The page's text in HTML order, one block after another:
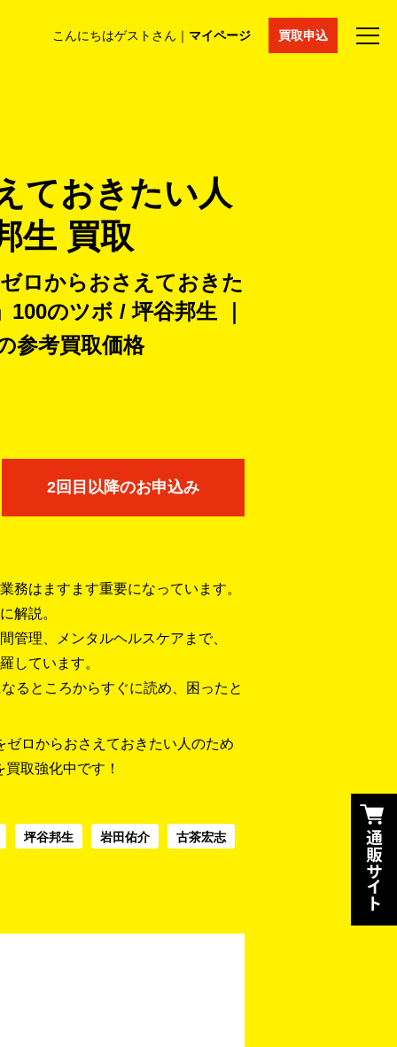
こんにちはゲストさん｜ マイページ 買取申込
コラム マイページ 採用情報 通販サイト
ておきたい人
生 買取
ロからおさえておきた
のツボ / 坪谷邦生 ｜
参考買取価格
2回目以降のお申込み
務はますます重要になっています。
解説。
管理、メンタルヘルスケアまで、
しています。
るところからすぐに読め、困ったと
ロからおさえておきたい人のため
取強化中です！
坪谷邦生 岩田佑介 古茶宏志